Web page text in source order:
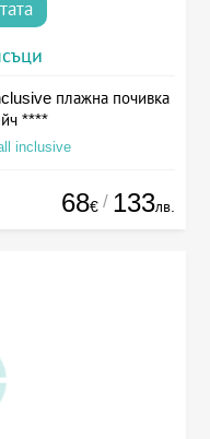
плажна почивка
****
inclusive
68€ / 133лв.